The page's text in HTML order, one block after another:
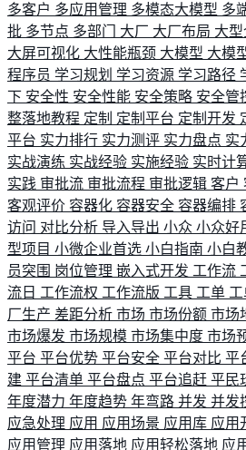
多客户 多应用管理 多模态大模型 多
批 多节点 多部门 大厂 大厂布局 大
大屏可视化 大性能瓶颈 大模型 大模
程序员 学习规划 学习资源 学习路径
下 安全性 安全性能 安全策略 安全管
整落地教程 定制 定制平台 定制开发
平台 实力排行 实力测评 实力盘点 实
实战演练 实战经验 实施经验 实时计
实践 审批流 审批流程 审批逻辑 客户
客观评价 容器化 容器安全 容器编排
访问 对比分析 导入导出 小众 小众好
型项目 小微企业首选 小白指南 小白
员突围 岗位管理 嵌入式开发 工作流
流日 工作流权 工作流版 工具 工单
厂生产 差距分析 市场 市场份额 市场
市场爆发 市场规模 市场集中度 市场
平台 平台优势 平台安全 平台对比 平
建 平台清单 平台盘点 平台追赶 平民
年度潜力 年度趋势 年弯路 并发 并发
应急处理 应用 应用场景 应用库 应用
应用管理 应用落地 应用轻松落地 应